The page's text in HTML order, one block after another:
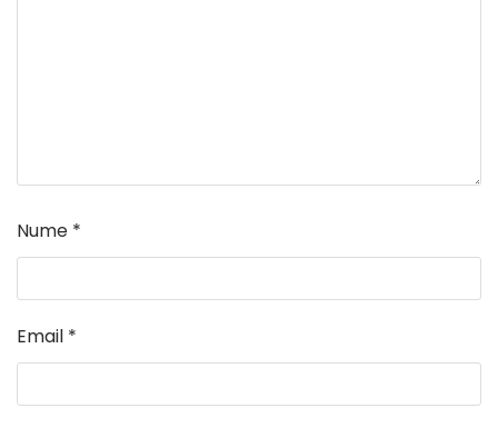
Nume *
Email *